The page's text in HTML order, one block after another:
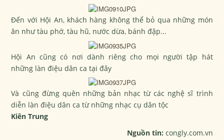
Đến với Hội An, khách hàng không thể bỏ qua những món
ăn như tàu phớ, tàu hũ, nước dừa, bánh đập...
Hội An cũng có nơi dành riêng cho mọi người tập hát
những làn điệu dân ca tại đây
Và cũng đừng quên những bản nhạc từ các nghệ sĩ trình
diễn làn điệu dân ca từ những nhạc cụ dân tộc
Kiên Trung
Nguồn tin: congly.com.vn